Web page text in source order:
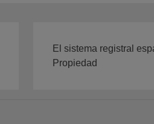
El sistema registral
Propiedad